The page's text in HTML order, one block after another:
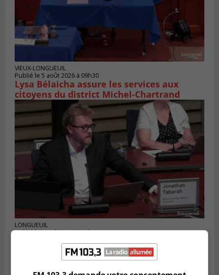
VIEUX-LONGUEUIL
Publié le 5 août 2026 à 09h30
Lysa Bélaicha assure les services aux
citoyens du district Michel‑Chartrand
LONGUEUIL
Publié le 4 août 2026 à 08h28
Longueuil demande de reporter une
élection partielle